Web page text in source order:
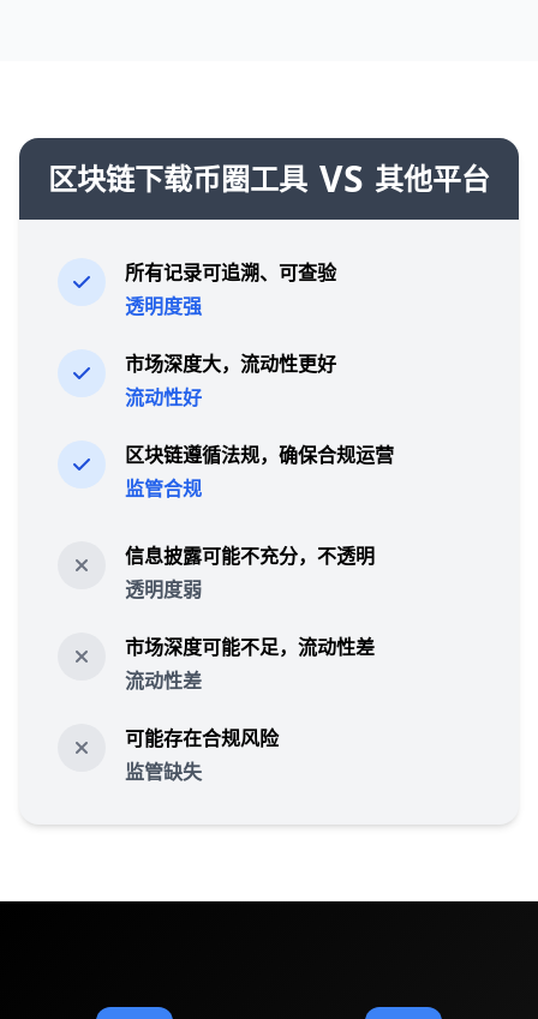
区块链下载币圈工具 VS 其他平台
所有记录可追溯、可查验
透明度强
市场深度大，流动性更好
流动性好
区块链遵循法规，确保合规运营
监管合规
信息披露可能不充分，不透明
透明度弱
市场深度可能不足，流动性差
流动性差
可能存在合规风险
监管缺失